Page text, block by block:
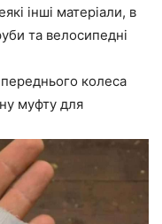
інші матеріали, в
та велосипедні
колеса
муфту для